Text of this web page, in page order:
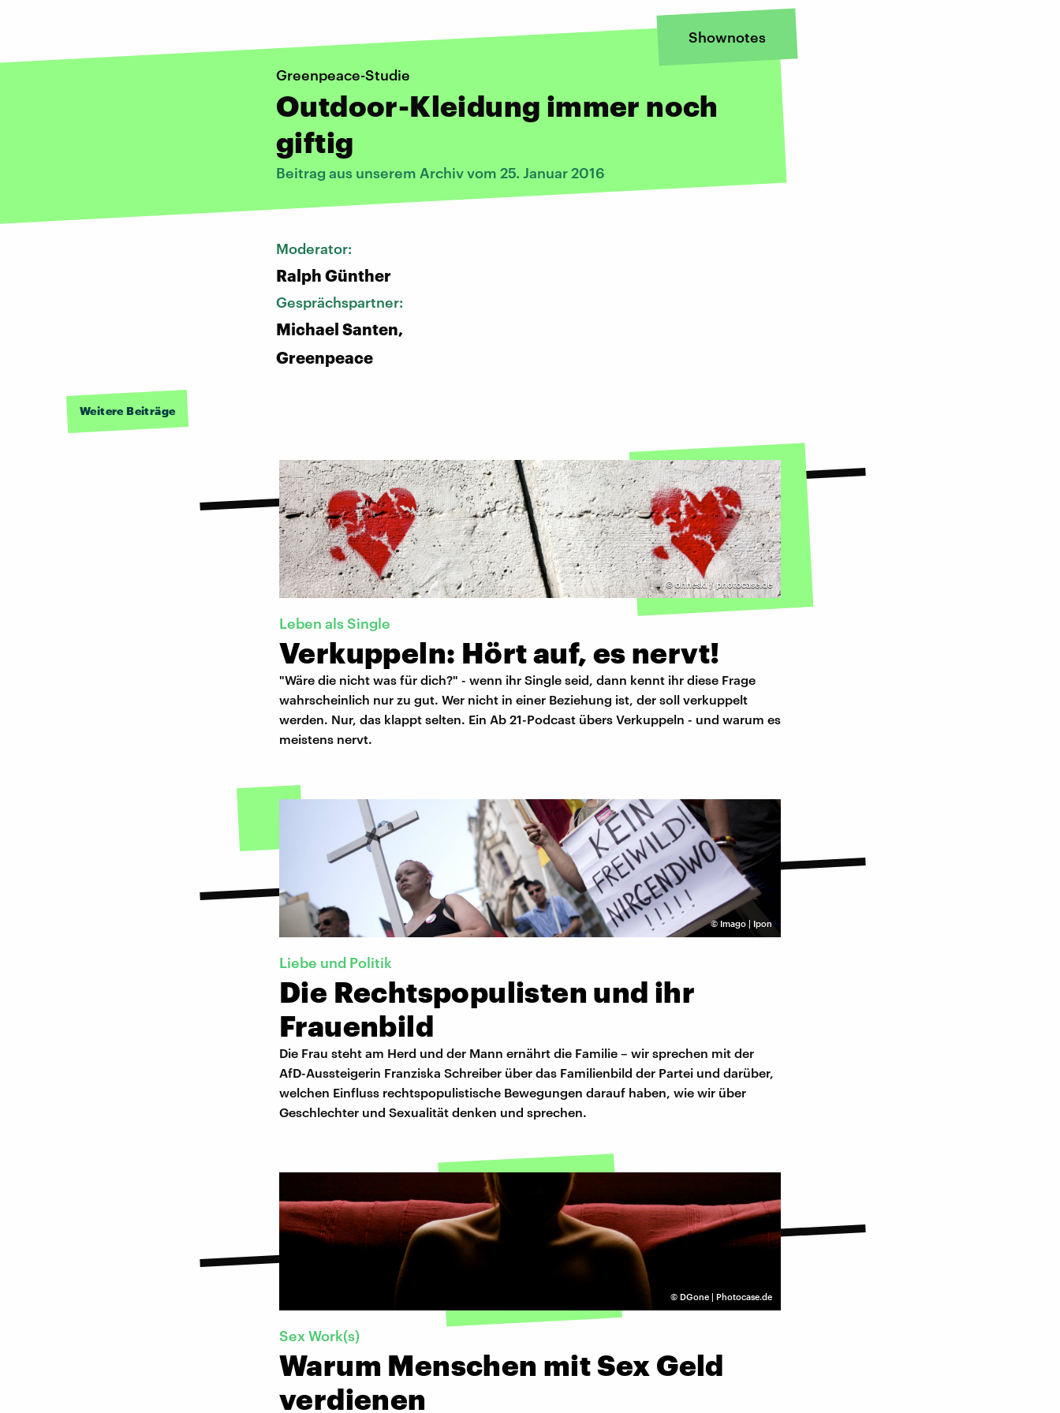
Shownotes
Greenpeace-Studie
Outdoor-Kleidung immer noch
giftig
Beitrag aus unserem Archiv vom 25. Januar 2016
Moderator:
Ralph Günther
Gesprächspartner:
Michael Santen,
Greenpeace
Weitere Beiträge
©ohneski / photocase.de
Leben als Single
Verkuppeln: Hört auf, es nervt!
"Wäre die nicht was für dich?" - wenn ihr Single seid, dann kennt ihr diese Frage
wahrscheinlich nur zu gut. Wer nicht in einer Beziehung ist, der soll verkuppelt
werden. Nur, das klappt selten. Ein Ab 21-Podcast übers Verkuppeln - und warum es
meistens nervt.
© Imago | Ipon
Liebe und Politik
Die Rechtspopulisten und ihr
Frauenbild
Die Frau steht am Herd und der Mann ernährt die Familie – wir sprechen mit der
AfD-Aussteigerin Franziska Schreiber über das Familienbild der Partei und darüber,
welchen Einfluss rechtspopulistische Bewegungen darauf haben, wie wir über
Geschlechter und Sexualität denken und sprechen.
© DGone | Photocase.de
Sex Work(s)
Warum Menschen mit Sex Geld
verdienen